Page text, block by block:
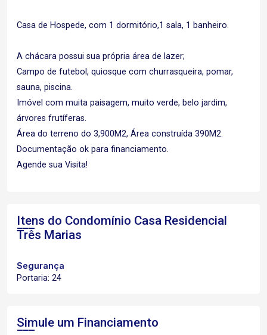
Casa de Hospede, com 1 dormitório,1 sala, 1 banheiro.
A chácara possui sua própria área de lazer;
Campo de futebol, quiosque com churrasqueira, pomar,
sauna, piscina.
Imóvel com muita paisagem, muito verde, belo jardim,
árvores frutíferas.
Área do terreno do 3,900M2, Área construída 390M2.
Documentação ok para financiamento.
Agende sua Visita!
Itens do Condomínio Casa Residencial
Três Marias
Segurança
Portaria: 24
Simule um Financiamento